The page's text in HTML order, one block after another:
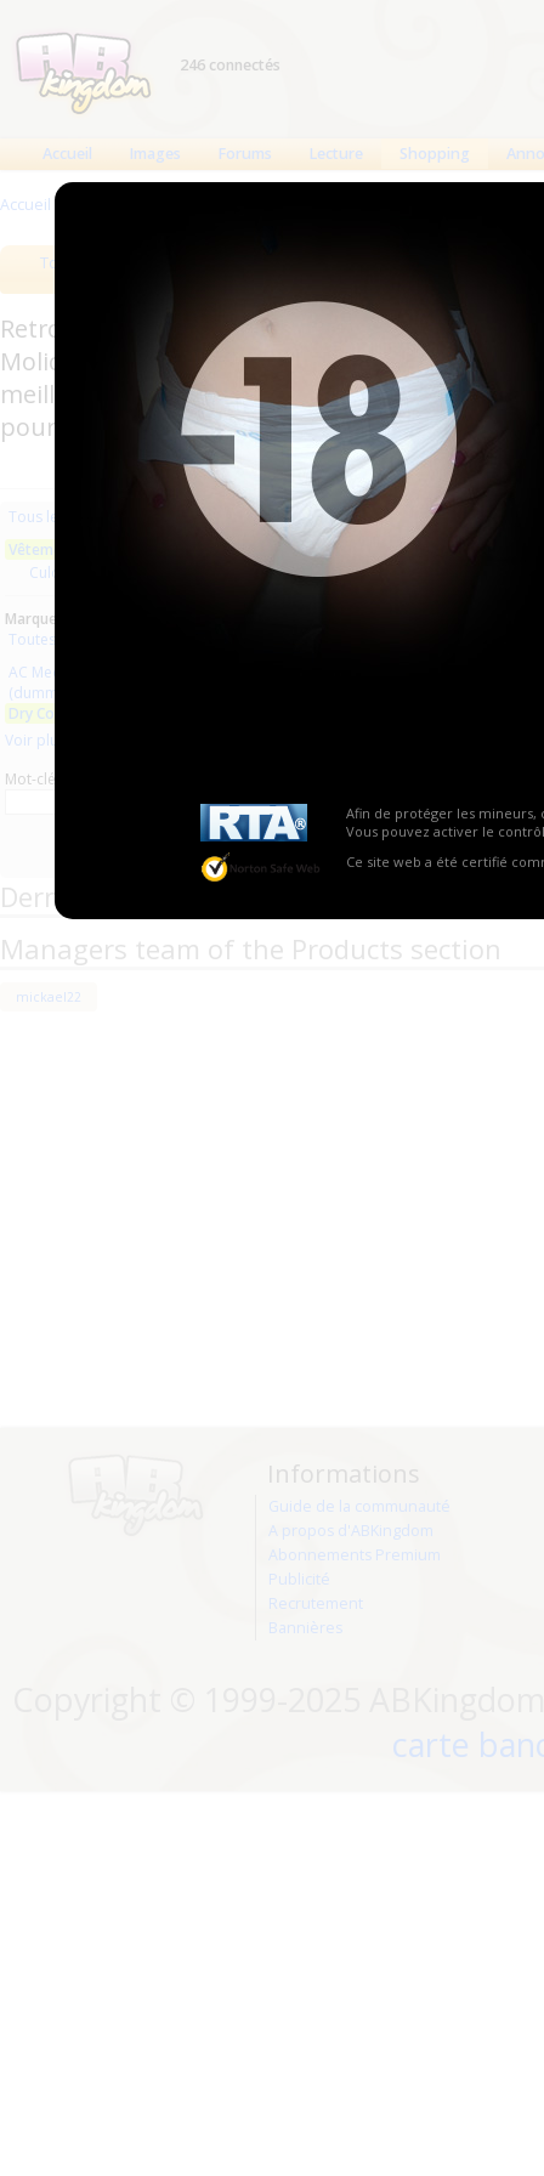
Afin de protéger les mineurs,
Vous pouvez activer le
Ce site web a été certifié
246 connectés
Accueil Images Forums Lecture Shopping
Accueil >
Tous les produits
Retrouverez sur cette page les meilleures
Molicare, Comficare, Confiance, Depend,
meilleurs produits aussi bien pour les
pour l'incontinence.
Tous les produits
Vêtements en latex
Culottes latex
Marques :
Toutes les marques
AC Medicals Supplies
(dummy rubber clothes)
Dry Comfort
Voir plus
Mot-clé
Les plus récents Trier par nom
Aucun produit trouvé.
Derniers commentaires de produits
Managers team of the Products section
mickael22
Informations
Guide de la communauté
A propos d'ABKingdom
Abonnements Premium
Publicité
Recrutement
Bannières
carte